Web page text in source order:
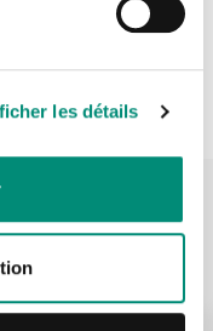
les détails
utilisant cette